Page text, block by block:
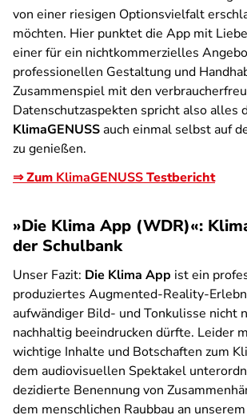
von einer riesigen Optionsvielfalt
möchten. Hier punktet die App mit
einer für ein nichtkommerzielles
professionellen Gestaltung und
Zusammenspiel mit den
Datenschutzaspekten spricht also alles
KlimaGENUSSauch einmal selbst auf
zu genießen.
⇒ Zum KlimaGENUSSTestbericht
»Die Klima App (WDR)«:
der Schulbank
Unser Fazit: Die Klima App ist ein
produziertes Augmented-Reality-
aufwändiger Bild- und Tonkulisse nicht
nachhaltig beeindrucken dürfte. Leider
wichtige Inhalte und Botschaften zum
dem audiovisuellen Spektakel
dezidierte Benennung von
dem menschlichen Raubbau an